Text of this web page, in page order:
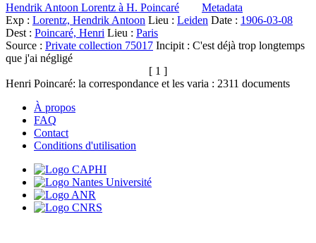
Hendrik Antoon Lorentz à H. Poincaré
Metadata
Exp : Lorentz, Hendrik Antoon Lieu : Leiden Date : 1906-03-08
Dest : Poincaré, Henri Lieu : Paris
Source : Private collection 75017 Incipit : C'est déjà trop longtemps
que j'ai négligé
[ 1 ]
Henri Poincaré: la correspondance et les varia : 2311 documents
À propos
FAQ
Contact
Conditions d'utilisation